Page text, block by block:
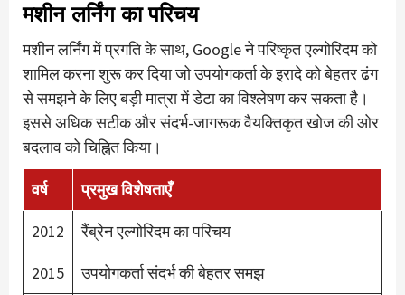
मशीन लर्निंग का परिचय
मशीन लर्निंग में प्रगति के साथ, Google ने परिष्कृत एल्गोरिदम को
शामिल करना शुरू कर दिया जो उपयोगकर्ता के इरादे को बेहतर ढंग
से समझने के लिए बड़ी मात्रा में डेटा का विश्लेषण कर सकता है।
इससे अधिक सटीक और संदर्भ-जागरूक वैयक्तिकृत खोज की ओर
बदलाव को चिह्नित किया।
वर्ष
प्रमुख विशेषताएँ
2012
रैंब्रेन एल्गोरिदम का परिचय
2015
उपयोगकर्ता संदर्भ की बेहतर समझ